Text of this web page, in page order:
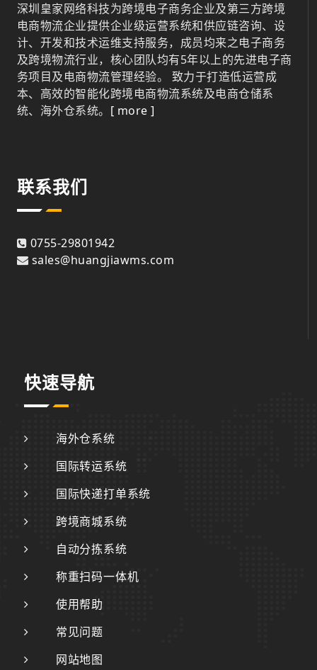
深圳皇家网络科技为跨境电子商务企业及第三方跨境
电商物流企业提供企业级运营系统和供应链咨询、设
计、开发和技术运维支持服务，成员均来之电子商务
及跨境物流行业，核心团队均有5年以上的先进电子商
务项目及电商物流管理经验。 致力于打造低运营成
本、高效的智能化跨境电商物流系统及电商仓储系
统、海外仓系统。 [ more ]
联系我们
0755-29801942
sales@huangjiawms.com
快速导航
海外仓系统
国际转运系统
国际快递打单系统
跨境商城系统
自动分拣系统
称重扫码一体机
使用帮助
常见问题
网站地图